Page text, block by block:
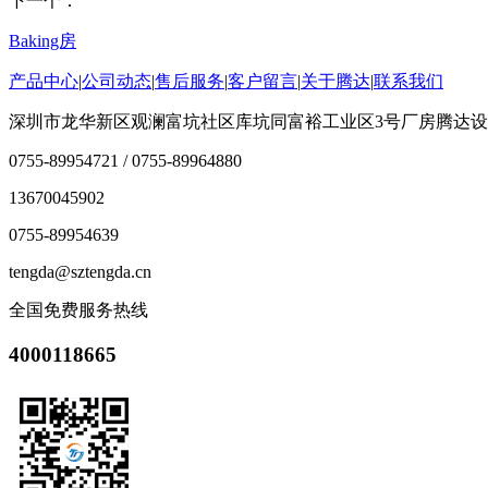
Baking房
产品中心|公司动态|售后服务|客户留言|关于腾达|联系我们
深圳市龙华新区观澜富坑社区库坑同富裕工业区3号厂房腾达
0755-89954721 / 0755-89964880
13670045902
0755-89954639
tengda@sztengda.cn
全国免费服务热线
4000118665